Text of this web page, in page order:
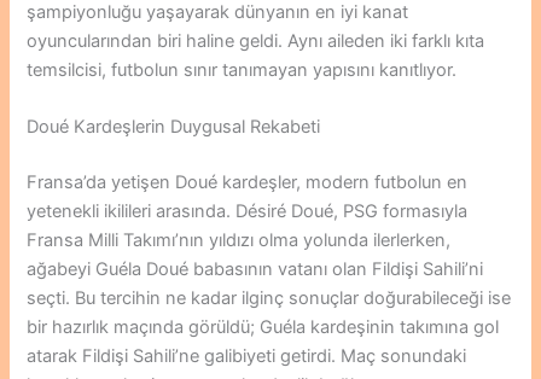
şampiyonluğu yaşayarak dünyanın en iyi kanat
oyuncularından biri haline geldi. Aynı aileden iki farklı kıta
temsilcisi, futbolun sınır tanımayan yapısını kanıtlıyor.
Doué Kardeşlerin Duygusal Rekabeti
Fransa’da yetişen Doué kardeşler, modern futbolun en
yetenekli ikilileri arasında. Désiré Doué, PSG formasıyla
Fransa Milli Takımı’nın yıldızı olma yolunda ilerlerken,
ağabeyi Guéla Doué babasının vatanı olan Fildişi Sahili’ni
seçti. Bu tercihin ne kadar ilginç sonuçlar doğurabileceği ise
bir hazırlık maçında görüldü; Guéla kardeşinin takımına gol
atarak Fildişi Sahili’ne galibiyeti getirdi. Maç sonundaki